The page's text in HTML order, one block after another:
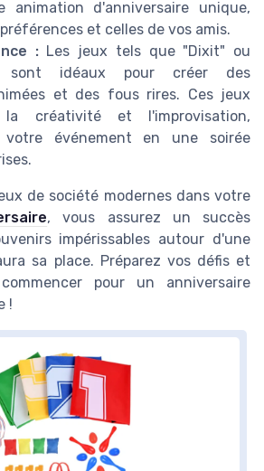
animation d'anniversaire unique,
et celles de vos amis.
:Les jeux tels que "Dixit" ou
sont idéaux pour créer des
et des fous rires. Ces jeux
la créativité et l'improvisation,
votre événement en une soirée
de société modernes dans votre
, vous assurez un succès
impérissables autour d'une
sa place. Préparez vos défis et
pour un anniversaire
!